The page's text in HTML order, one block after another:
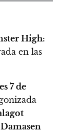
High:
en las
7 de